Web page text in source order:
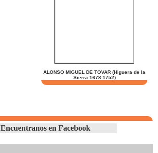
ALONSO MIGUEL DE TOVAR (Higuera de la
Sierra 1678 1752)
Encuentranos en Facebook